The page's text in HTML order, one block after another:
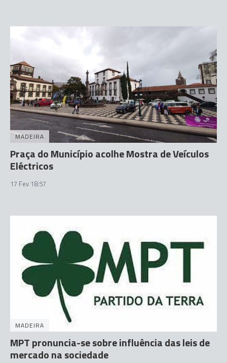
MADEIRA
Praça do Município acolhe Mostra de Veículos
Eléctricos
17 Fev 18:57
MADEIRA
MPT pronuncia-se sobre influência das leis de
mercado na sociedade